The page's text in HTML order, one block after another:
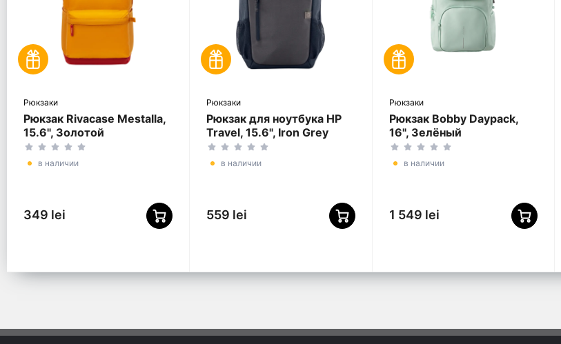
Рюкзаки
Рюкзак Rivacase Mestalla,
15.6", Золотой
в наличии
349 lei
Рюкзаки
Рюкзак для ноутбука HP
Travel, 15.6", Iron Grey
в наличии
559 lei
Рюкзаки
Рюкзак Bobby Daypack,
16", Зелёный
в наличии
1 549 lei